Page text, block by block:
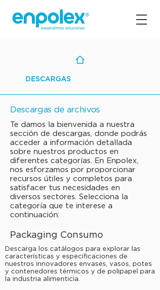
DESCARGAS
Descargas de archivos
Te damos la bienvenida a nuestra
sección de descargas, donde podrás
acceder a información detallada
sobre nuestros productos en
diferentes categorías. En Enpolex,
nos esforzamos por proporcionar
recursos útiles y completos para
satisfacer tus necesidades en
diversos sectores. Selecciona la
categoría que te interese a
continuación:
Packaging Consumo
Descarga los catálogos para explorar las
características y especificaciones de
nuestros innovadores envases, vasos, potes
y contenedores térmicos y de polipapel para
la industria alimenticia.